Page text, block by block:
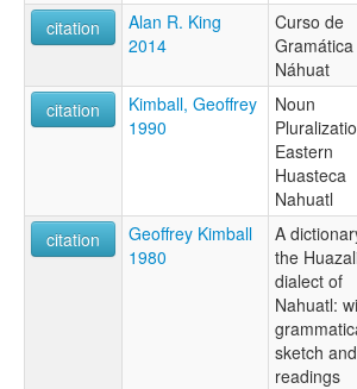
citation
Alan R. King
2014
Curso de
Gramática
Náhuat
citation
Kimball, Geoffrey
1990
Noun
Eastern
Huasteca
Nahuatl
citation
Geoffrey Kimball
1980
A
the
dialect of
Nahuatl:
sketch and
readings